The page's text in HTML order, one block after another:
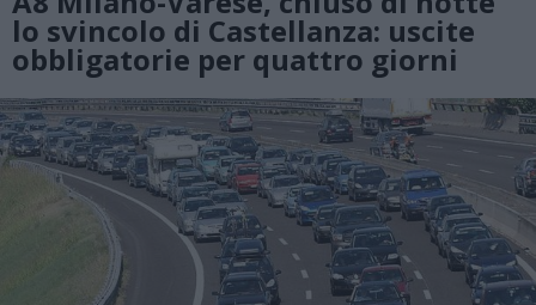
lo svincolo di Castellanza: uscite
obbligatorie per quattro giorni